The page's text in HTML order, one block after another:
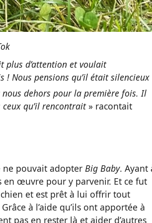
plus d’attention et voulait
Nous pensions qu’il était silencieux
nous dehors pourla première fois. Il
qu’il rencontrait » racontait
ne pouvait adopter Big Baby. Ayant
œuvre pour y parvenir. Et ce fut
et est prêt à lui offrir tout
à l’aide qu’ils ont apportée à
pas en rester là et aider d’autres